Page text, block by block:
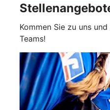
Kommen Sie zu uns
Teams!